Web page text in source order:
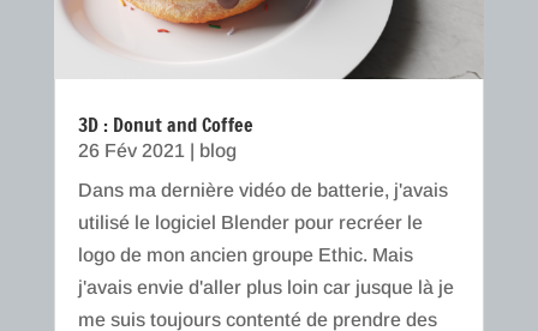
3D : Donut and Coffee
26 Fév 2021 | blog
Dans ma dernière vidéo de batterie, j'avais
utilisé le logiciel Blender pour recréer le
logo de mon ancien groupe Ethic. Mais
j'avais envie d'aller plus loin car jusque là je
me suis toujours contenté de prendre des